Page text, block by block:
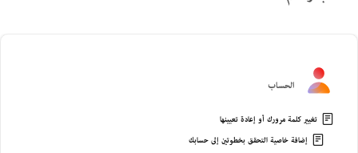
الحساب
تغيير كلمة مرورك أو إعادة تعيينها
إضافة خاصية التحقق بخطوتين إلى حسابك